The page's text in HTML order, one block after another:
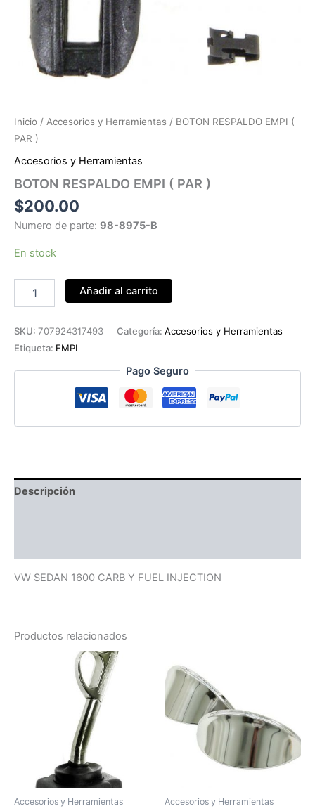
Inicio / Accesorios y Herramientas / BOTON RESPALDO EMPI (
PAR )
Accesorios y Herramientas
BOTON RESPALDO EMPI ( PAR )
$200.00
Numero de parte: 98-8975-B
En stock
RESPALDO
(
)
cantidad
Añadir al carrito
SKU: 707924317493 Categoría: Accesorios y Herramientas
Etiqueta: EMPI
Pago Seguro
Descripción
VW SEDAN 1600 CARB Y FUEL INJECTION
Productos relacionados
Accesorios y Herramientas Accesorios y Herramientas